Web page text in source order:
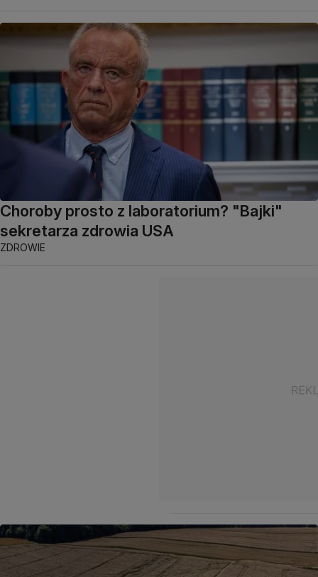
Choroby prosto z laboratorium? "Bajki"
sekretarza zdrowia USA
ZDROWIE